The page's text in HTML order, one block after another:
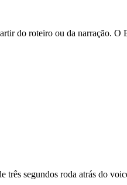
do roteiro ou da narração.
três segundos roda atrás do